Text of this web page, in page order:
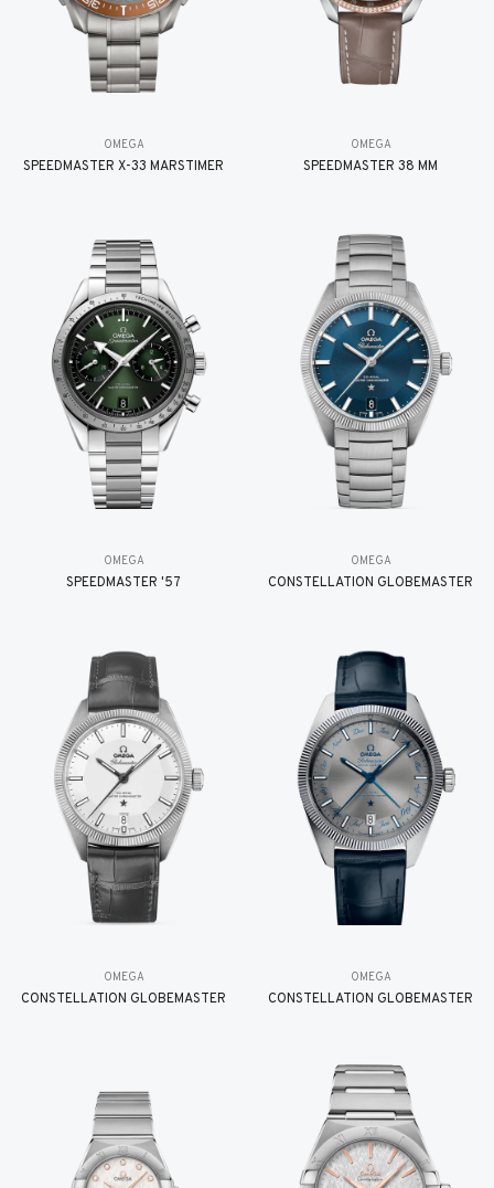
OMEGA
SPEEDMASTER X-33 MARSTIMER
OMEGA
SPEEDMASTER 38 MM
OMEGA
SPEEDMASTER '57
OMEGA
CONSTELLATION GLOBEMASTER
OMEGA
CONSTELLATION GLOBEMASTER
OMEGA
CONSTELLATION GLOBEMASTER